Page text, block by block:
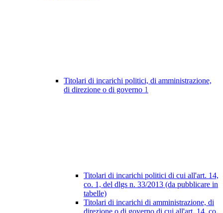
Titolari di incarichi politici, di amministrazione,
di direzione o di governo 1
Titolari di incarichi politici di cui all'art. 14,
co. 1, del dlgs n. 33/2013 (da pubblicare in
tabelle)
Titolari di incarichi di amministrazione, di